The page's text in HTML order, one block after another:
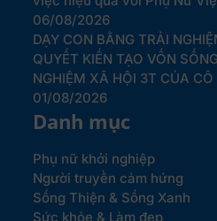
06/08/2026
DẠY CON BẰNG TRẢI
QUYẾT KIẾN TẠO VỐN
NGHIỆM XÃ HỘI 3T CỦA
01/08/2026
Danh mục
Phụ nữ khởi nghiệp
Người truyền cảm hứng
Sống Thiện & Sống Xanh
Sức khỏe & Làm đẹp